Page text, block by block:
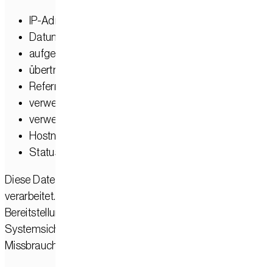
IP-Adresse
Datum und Uhrzeit des Zugriffs
aufgerufene Seite bzw. Datei
übertragene Datenmenge
Referrer-URL
verwendeter Browser
verwendetes Betriebssystem
Hostname des zugreifenden Rechners
Statusmeldungen und Fehlermeldungen
Diese Daten werden in sogenannten Server-Logfiles
verarbeitet. Die Verarbeitung erfolgt, um die technische
Bereitstellung der Website zu ermöglichen, die
Systemsicherheit und -stabilität zu gewährleisten,
Missbrauch zu erkennen und Fehler analysieren zu können.